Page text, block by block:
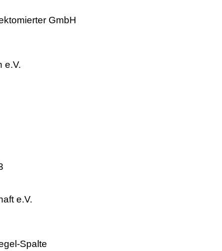
GmbH
e.V.
e.V.
Spalte